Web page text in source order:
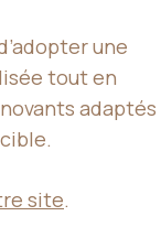
une
tout en
adaptés
site.